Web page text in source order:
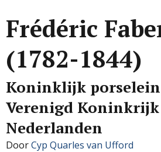
Frédéric
(1782-1844)
Koninklijk
Verenigd
Nederlanden
DoorCyp Quarles van Ufford